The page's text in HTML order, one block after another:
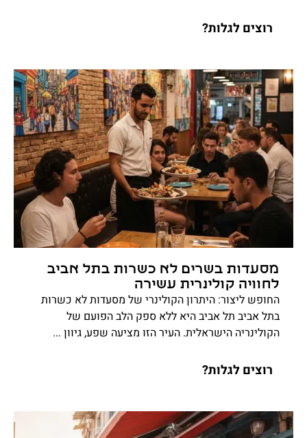
רוצים לגלות?
מסעדות בשרים לא כשרות בתל אביב
לחוויה קולינרית עשירה
החופש ליצור: היתרון הקולינרי של מסעדות לא כשרות
בתל אביב תל אביב היא ללא ספק הלב הפועם של
הקולינריה הישראלית. העיר הזו מציעה שפע, גיוון ...
רוצים לגלות?